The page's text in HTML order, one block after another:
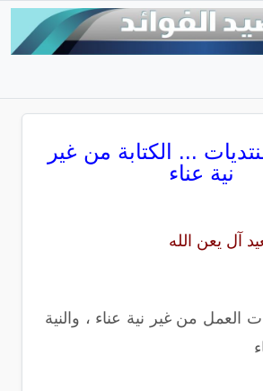
... الكتابة من غير
نية عناء
آل يعن الله
العمل من غير نية عناء ، والنية